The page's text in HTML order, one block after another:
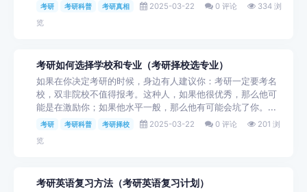
考研 考研科普 考研真相 2025-03-22 0 评论
334 浏
览
考研如何选择学校和专业（考研择校选专业）
如果在你决定考研的时候，身边有人建议你：考研一定要考名
校，双非院校不值得报考。这种人，如果他很优秀，那么他可
能是在激励你；如果他水平一般，那么他有可能会坑了你。...
考研 考研科普 考研择校 2025-03-22 0 评论
201 浏
览
考研英语复习方法（考研英语复习计划）